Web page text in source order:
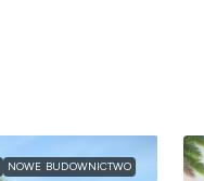
NOWE BUDOWNICTWO